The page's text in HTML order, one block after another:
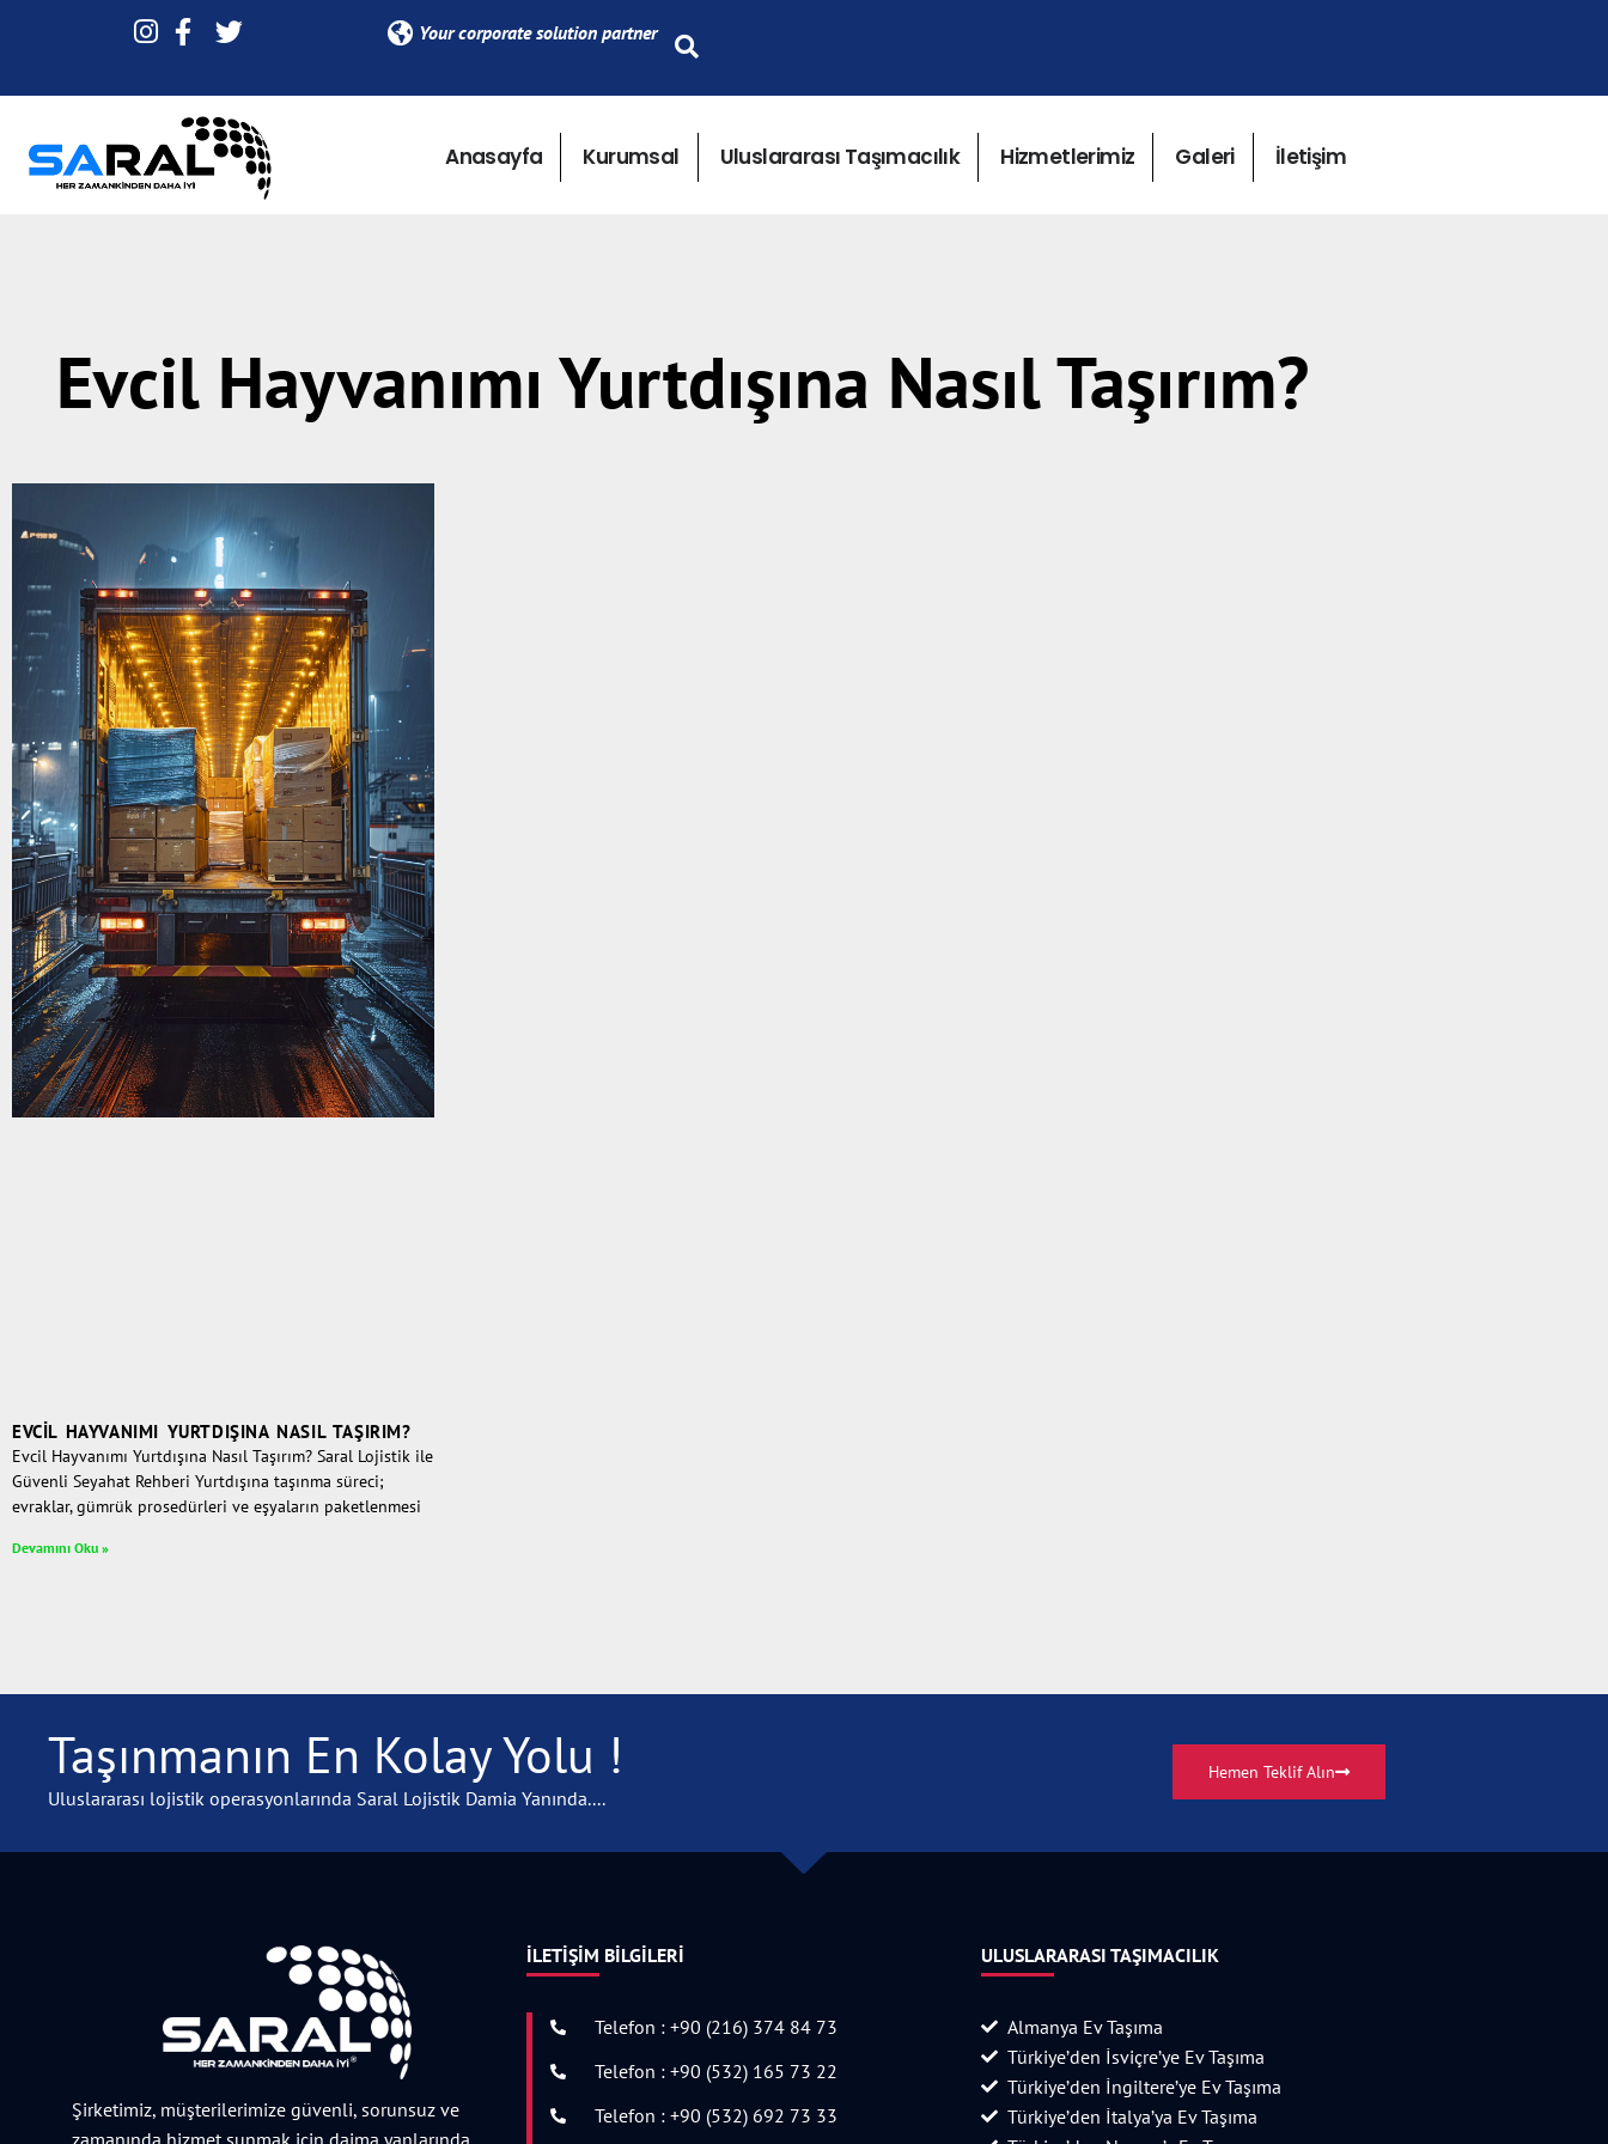
Your corporate solution partner
Anasayfa Kurumsal Uluslararası Taşımacılık Hizmetlerimiz Galeri İletişim
Evcil Hayvanımı Yurtdışına Nasıl Taşırım?
EVCIL HAYVANIMI YURTDIŞINA NASIL TAŞIRIM?
Evcil Hayvanımı Yurtdışına Nasıl Taşırım? Saral Lojistik ile
Güvenli Seyahat Rehberi Yurtdışına taşınma süreci;
evraklar, gümrük prosedürleri ve eşyaların paketlenmesi
Devamını Oku »
Taşınmanın En Kolay Yolu !
Uluslararası lojistik operasyonlarında Saral Lojistik Damia Yanında....
Hemen Teklif Alın
Şirketimiz, müşterilerimize güvenli, sorunsuz ve
zamanında hizmet sunmak için daima yanlarında
İLETIŞIM BILGILERI
Telefon : +90 (216) 374 84 73
Telefon : +90 (532) 165 73 22
Telefon : +90 (532) 692 73 33
ULUSLARARASI TAŞIMACILIK
Almanya Ev Taşıma
Türkiye’den İsviçre’ye Ev Taşıma
Türkiye’den İngiltere’ye Ev Taşıma
Türkiye’den İtalya’ya Ev Taşıma